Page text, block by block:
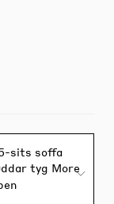
sits soffa
tyg More